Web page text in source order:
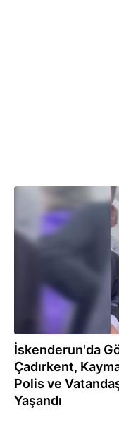
İskenderun'da
Çadırkent,
Polis ve
Yaşandı